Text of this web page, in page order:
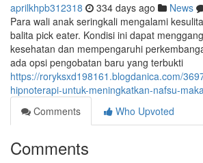
aprilkhpb312318 334 days ago News
Para wali anak seringkali mengalami
balita pick eater. Kondisi ini dapat
kesehatan dan mempengaruhi
ada opsi pengobatan baru yang terbukti
https://roryksxd198161.blogdanica.com/
hipnoterapi-untuk-meningkatkan-nafsu-
Comments
Who Upvoted
Comments